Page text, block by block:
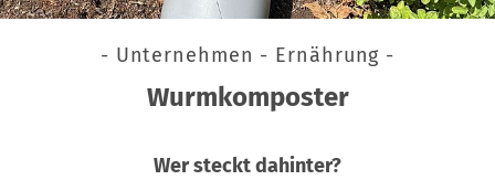
- Unternehmen - Ernährung -
Wurmkomposter
Wer steckt dahinter?